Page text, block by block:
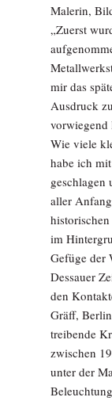
Malerin,
„Zuerst
mir das
Ausdruck
Wie viele
habe ich
geschlagen
aller
im
Gefüge der
Dessauer
den
Gräff,
treibende
zwischen
unter der